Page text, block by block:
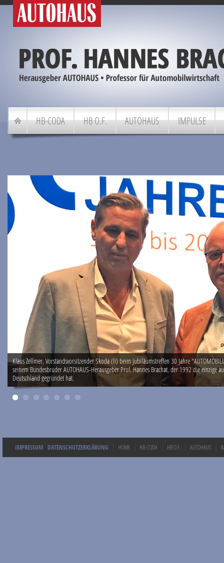
HB-CODA HB O.F. AUTOHAUS IMPULSE
Klaus Zellmer, Vorstandsvorsitzender Skoda (li) beim Jubiläumstreffen 30 Jahre
seinem Bundesbruder AUTOHAUS-Herausgeber Prof. Hannes Brachat, der 1992 die einzige
Deutschland gegründet hat.
IMPRESSUM DATENSCHUTZERKLÄRUNG HOME HB-CODA HB O.F. AUTOHAUS